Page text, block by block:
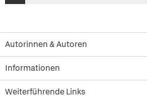
Autorinnen & Autoren
Informationen
Weiterführende Links